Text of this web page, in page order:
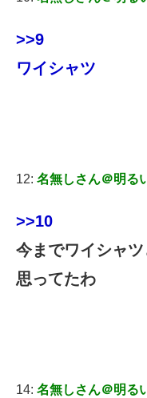
>>9
ワイシャツ
12: 名無しさん＠明る
>>10
今までワイシャ
思ってたわ
14: 名無しさん＠明る